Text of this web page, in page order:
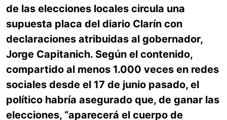
de las elecciones locales circula una
supuesta placa del diario Clarín con
declaraciones atribuidas al gobernador,
Jorge Capitanich. Según el contenido,
compartido al menos 1.000 veces en redes
sociales desde el 17 de junio pasado, el
político habría asegurado que, de ganar las
elecciones, “aparecerá el cuerpo de